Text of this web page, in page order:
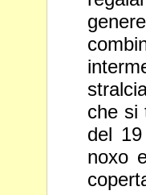
che si
del
noxo